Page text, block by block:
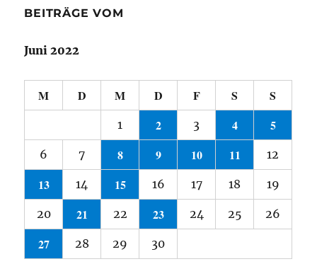
BEITRÄGE VOM
Juni 2022
M D M D F S S
1 2 3 4 5
6 7 8 9 10 11 12
13 14 15 16 17 18 19
20 21 22 23 24 25 26
27 28 29 30